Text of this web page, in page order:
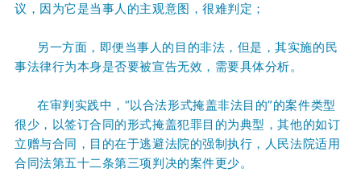
议 ， 因为它是当事人 的主观意图 ，很难判定 ；
另一方面 ， 即便当事人的 目 的非法 ， 但是 ，其实施的民
事法律行为本身是否要被宣告无效 ， 需要具体分析。
在审判实践中 ， “以合法形式掩盖非法目 的”的案件类型
很少 ， 以签订合同的形式掩盖犯罪目 的为典型 ，其他的如订
立赠与合同 ， 目 的在于逃避法院的强制执行 ， 人民法院适用
合同法第五十二条第三项判决的案件更少。